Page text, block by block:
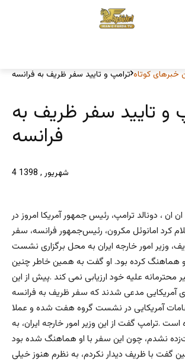
خبرهای کوتاه ترامپ و تایید سفر ظریف به فرانسه
و تایید سفر ظریف به
فرانسه
4 شهریور , 1398
ان ، دونالد ترامپ، رئیس جمهور آمریکا امروز در
کرد امانوئل مکرون، رئیس‌جمهور فرانسه، سفر
وزیر امور خارجه ایران به محل برگزاری نشست
هماهنگ کرده بود. او گفت به همین خاطر چنین
محترمانه علیه خود ارزیابی نمی کند .پیش از این
آمریکایی مدعی شدند که سفر ظریف به فرانسه
آمریکایی در نشست گروه هفت شده و عملا
است .ترامپ گفت از این وزیر امور خارجه ایران، به
گفت با ظریف دیدار نکردم، به نظرم هنوز خیلی